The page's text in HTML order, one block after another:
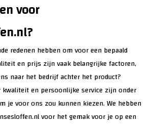
voor
redenen hebben om voor een bepaald
en prijs zijn vaak belangrijke factoren,
naar het bedrijf achter het product?
kwaliteit en persoonlijke service zijn onder
je voor ons zou kunnen kiezen. We hebben
voor het gemak voor je op een